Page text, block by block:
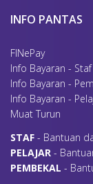
INFO PANTAS
FINePay
Info Bayaran - Staf
Info Bayaran -
Info Bayaran -
Muat Turun
STAF - Bantuan
PELAJAR -
PEMBEKAL -